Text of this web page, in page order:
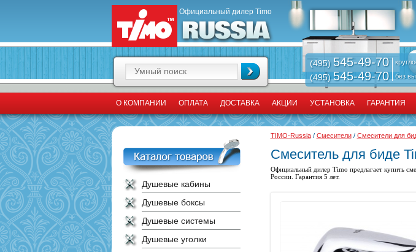
Официальный дилер Timo
(495) 545-49-70
(495)545-49-70
без
О КОМПАНИИ ОПЛАТА ДОСТАВКА АКЦИИ УСТАНОВКА ГАРАНТИЯ
Душевые кабины
Душевые боксы
Душевые системы
Душевые уголки
TIMO-Russia/ Смесители/ Смесители для
Смеситель для биде
Официальный дилер Timo предлагает купить
России. Гарантия 5 лет.